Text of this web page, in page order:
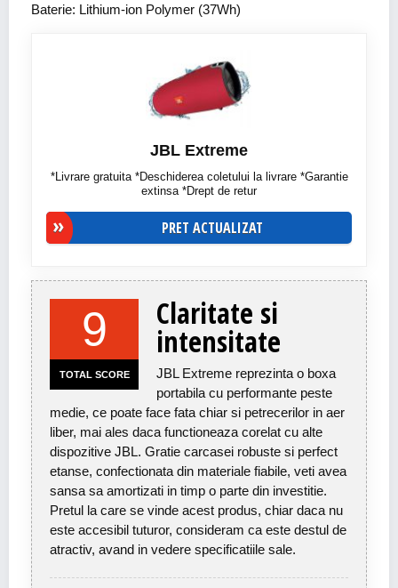
Baterie: Lithium-ion Polymer (37Wh)
JBL Extreme
*Livrare gratuita *Deschiderea coletului la livrare *Garantie
extinsa *Drept de retur
PRET ACTUALIZAT
9
TOTAL SCORE
Claritate si
intensitate
JBL Extreme reprezinta o boxa
portabila cu performante peste
medie, ce poate face fata chiar si petrecerilor in aer
liber, mai ales daca functioneaza corelat cu alte
dispozitive JBL. Gratie carcasei robuste si perfect
etanse, confectionata din materiale fiabile, veti avea
sansa sa amortizati in timp o parte din investitie.
Pretul la care se vinde acest produs, chiar daca nu
este accesibil tuturor, consideram ca este destul de
atractiv, avand in vedere specificatiile sale.